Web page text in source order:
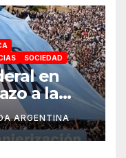
SOCIEDAD
en
a la
Tierras
«La
ARGENTINA